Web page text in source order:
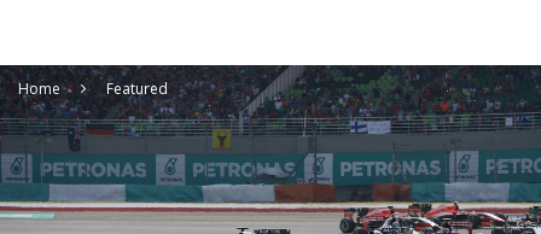
Home Featured